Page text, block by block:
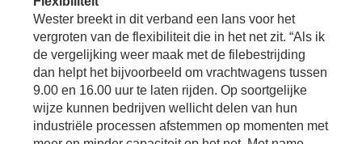
Wester breekt in dit verband een lans voor het
vergroten van de flexibiliteit die in het net zit. “Als ik
de vergelijking weer maak met de filebestrijding
dan helpt het bijvoorbeeld om vrachtwagens tussen
9.00 en 16.00 uur te laten rijden. Op soortgelijke
wijze kunnen bedrijven wellicht delen van hun
industriële processen afstemmen op momenten met